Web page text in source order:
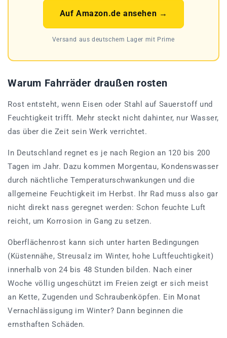
Auf Amazon.de ansehen →
Versand aus deutschem Lager mit Prime
Warum Fahrräder draußen rosten
Rost entsteht, wenn Eisen oder Stahl auf Sauerstoff und
Feuchtigkeit trifft. Mehr steckt nicht dahinter, nur Wasser,
das über die Zeit sein Werk verrichtet.
In Deutschland regnet es je nach Region an 120 bis 200
Tagen im Jahr. Dazu kommen Morgentau, Kondenswasser
durch nächtliche Temperaturschwankungen und die
allgemeine Feuchtigkeit im Herbst. Ihr Rad muss also gar
nicht direkt nass geregnet werden: Schon feuchte Luft
reicht, um Korrosion in Gang zu setzen.
Oberflächenrost kann sich unter harten Bedingungen
(Küstennähe, Streusalz im Winter, hohe Luftfeuchtigkeit)
innerhalb von 24 bis 48 Stunden bilden. Nach einer
Woche völlig ungeschützt im Freien zeigt er sich meist
an Kette, Zugenden und Schraubenköpfen. Ein Monat
Vernachlässigung im Winter? Dann beginnen die
ernsthaften Schäden.